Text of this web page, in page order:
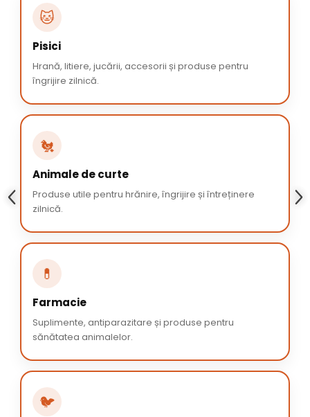
🐱
Pisici
Hrană, litiere, jucării, accesorii și produse pentru
îngrijire zilnică.
🐔
Animale de curte
Produse utile pentru hrănire, îngrijire și întreținere
zilnică.
💊
Farmacie
Suplimente, antiparazitare și produse pentru
sănătatea animalelor.
🐦